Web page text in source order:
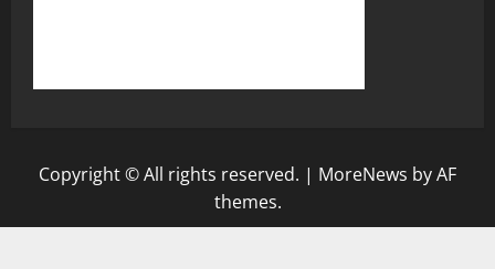
Copyright © All rights reserved. | MoreNews by AF
themes.